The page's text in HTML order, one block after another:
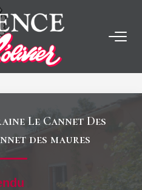
Le Cannet Des
des maures